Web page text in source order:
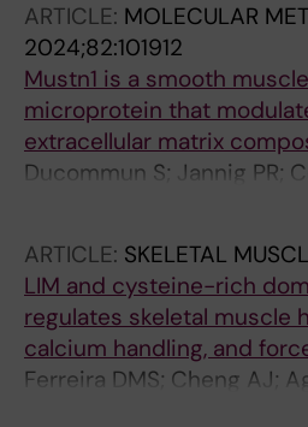
ARTICLE: MOLECULAR
2024;82:101912
Mustn1 is a smooth
microprotein that
extracellular matrix
Ducommun S; Jannig PR;
Mittenbuhler MJ;
Jude B; Correia JC; Van
Santero G; Porsmyr-
Martinez-Redondo V; Liu
M; Lanner JT; Teixeira AI;
Spiegelman BM; Ruas JL
ARTICLE: SKELETAL
LIM and cysteine-rich
regulates skeletal muscle
calcium handling, and
Ferreira DMS; Cheng AJ;
I; Chaillou T; Correia JC;